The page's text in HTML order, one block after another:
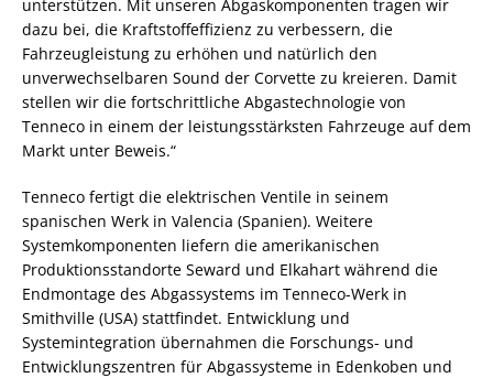
unterstützen. Mit unseren Abgaskomponenten tragen wir
dazu bei, die Kraftstoffeffizienz zu verbessern, die
Fahrzeugleistung zu erhöhen und natürlich den
unverwechselbaren Sound der Corvette zu kreieren. Damit
stellen wir die fortschrittliche Abgastechnologie von
Tenneco in einem der leistungsstärksten Fahrzeuge auf dem
Markt unter Beweis.“
Tenneco fertigt die elektrischen Ventile in seinem
spanischen Werk in Valencia (Spanien). Weitere
Systemkomponenten liefern die amerikanischen
Produktionsstandorte Seward und Elkahart während die
Endmontage des Abgassystems im Tenneco-Werk in
Smithville (USA) stattfindet. Entwicklung und
Systemintegration übernahmen die Forschungs- und
Entwicklungszentren für Abgassysteme in Edenkoben und